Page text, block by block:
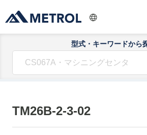
型式・キーワードから
TM26B-2-3-02